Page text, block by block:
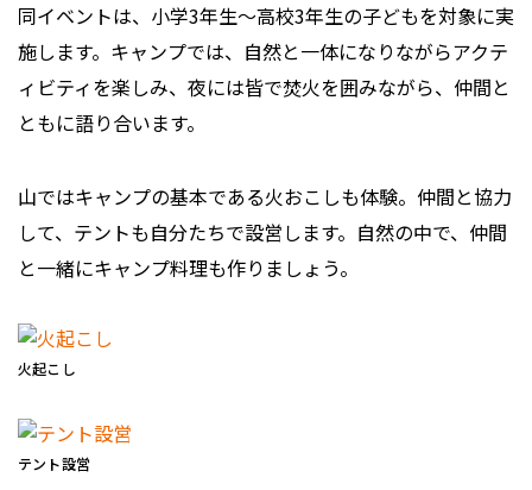
同イベントは、小学3年生～高校3年生の子どもを対象に実
施します。キャンプでは、自然と一体になりながらアクテ
ィビティを楽しみ、夜には皆で焚火を囲みながら、仲間と
ともに語り合います。
山ではキャンプの基本である火おこしも体験。仲間と協力
して、テントも自分たちで設営します。自然の中で、仲間
と一緒にキャンプ料理も作りましょう。
火起こし
テント設営